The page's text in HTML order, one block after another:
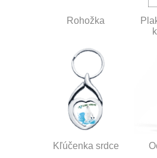
Rohožka
Kľúčenka srdce